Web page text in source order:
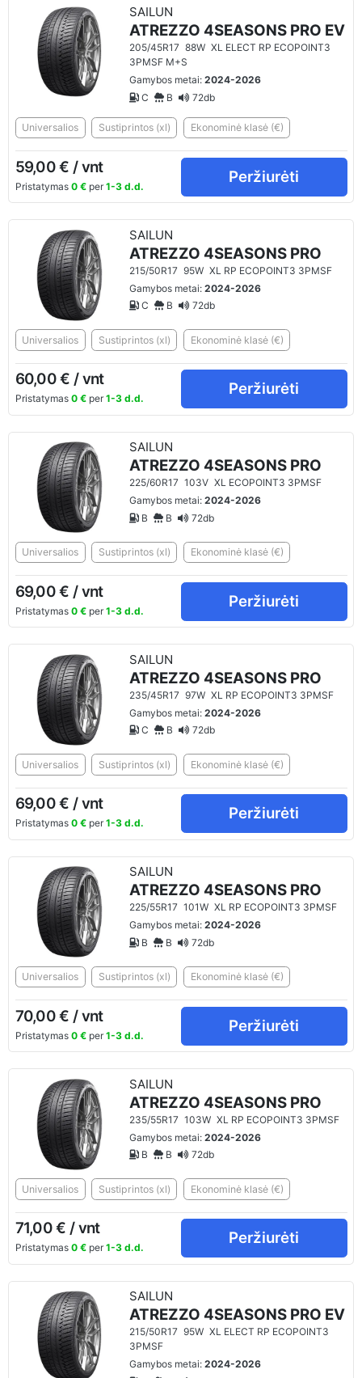
SAILUN
ATREZZO 4SEASONS PRO EV
205/45R17 88W XL ELECT RP ECOPOINT3
3PMSF M+S
Gamybos metai:2024-2026
C
B 72db
Universalios Sustiprintos (xl) Ekonominė klasė (€)
59,00 € / vnt
Pristatymas 0 €per 1-3 d.d.
Peržiurėti
SAILUN
ATREZZO 4SEASONS PRO
215/50R17 95W XL RP ECOPOINT3 3PMSF
Gamybos metai:2024-2026
C
B 72db
Universalios Sustiprintos (xl) Ekonominė klasė (€)
60,00 € / vnt
Pristatymas 0 €per 1-3 d.d.
Peržiurėti
SAILUN
ATREZZO 4SEASONS PRO
225/60R17 103V XL ECOPOINT3 3PMSF
Gamybos metai:2024-2026
B
B 72db
Universalios Sustiprintos (xl) Ekonominė klasė (€)
69,00 € / vnt
Pristatymas 0 €per 1-3 d.d.
Peržiurėti
SAILUN
ATREZZO 4SEASONS PRO
235/45R17 97W XL RP ECOPOINT3 3PMSF
Gamybos metai:2024-2026
C
B 72db
Universalios Sustiprintos (xl) Ekonominė klasė (€)
69,00 € / vnt
Pristatymas 0 €per 1-3 d.d.
Peržiurėti
SAILUN
ATREZZO 4SEASONS PRO
225/55R17 101W XL RP ECOPOINT3 3PMSF
Gamybos metai:2024-2026
B
B 72db
Universalios Sustiprintos (xl) Ekonominė klasė (€)
70,00 € / vnt
Pristatymas 0 €per 1-3 d.d.
Peržiurėti
SAILUN
ATREZZO 4SEASONS PRO
235/55R17 103W XL RP ECOPOINT3 3PMSF
Gamybos metai:2024-2026
B
B 72db
Universalios Sustiprintos (xl) Ekonominė klasė (€)
71,00 € / vnt
Pristatymas 0 €per 1-3 d.d.
Peržiurėti
SAILUN
ATREZZO 4SEASONS PRO EV
215/50R17 95W XL ELECT RP ECOPOINT3
3PMSF
Gamybos metai:2024-2026